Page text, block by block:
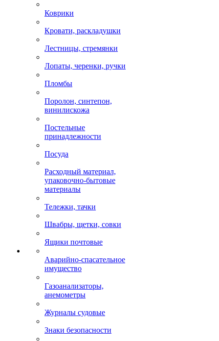
Коврики
Кровати, раскладушки
Лестницы, стремянки
Лопаты, черенки, ручки
Пломбы
Поролон, синтепон,
винилискожа
Постельные
принадлежности
Посуда
Расходный материал,
упаковочно-бытовые
материалы
Тележки, тачки
Швабры, щетки, совки
Ящики почтовые
Аварийно-спасательное
имущество
Газоанализаторы,
анемометры
Журналы судовые
Знаки безопасности